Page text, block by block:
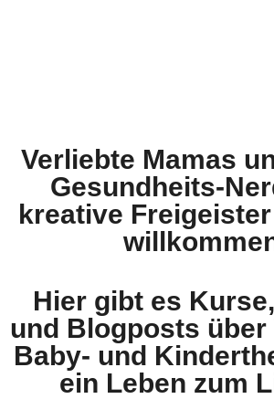
Verliebte Mamas
Gesundheits-
kreative
Hier gibt es
und Blogposts über
Baby- und
ein Leben zum